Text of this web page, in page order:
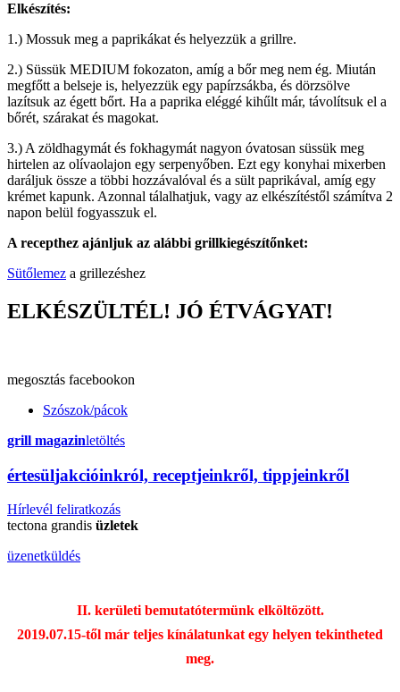
Elkészítés:
1.) Mossuk meg a paprikákat és helyezzük a grillre.
2.) Süssük MEDIUM fokozaton, amíg a bőr meg nem ég. Miután
megfőtt a belseje is, helyezzük egy papírzsákba, és dörzsölve
lazítsuk az égett bőrt. Ha a paprika eléggé kihűlt már, távolítsuk el a
bőrét, szárakat és magokat.
3.) A zöldhagymát és fokhagymát nagyon óvatosan süssük meg
hirtelen az olívaolajon egy serpenyőben. Ezt egy konyhai mixerben
daráljuk össze a többi hozzávalóval és a sült paprikával, amíg egy
krémet kapunk. Azonnal tálalhatjuk, vagy az elkészítéstől számítva 2
napon belül fogyasszuk el.
A recepthez ajánljuk az alábbi grillkiegészítőnket:
Sütőlemez a grillezéshez
ELKÉSZÜLTÉL! JÓ ÉTVÁGYAT!
megosztás facebookon
Szószok/pácok
grill magazinletöltés
értesüljakcióinkról, receptjeinkről, tippjeinkről
Hírlevél feliratkozás
tectona grandis üzletek
üzenetküldés
II. kerületi bemutatótermünk elköltözött.
2019.07.15-től már teljes kínálatunkat egy helyen tekintheted
meg.